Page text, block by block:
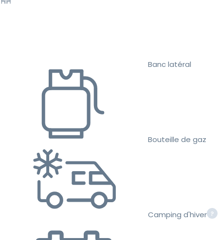
Banc latéral
Bouteille de gaz
Camping d'hiver